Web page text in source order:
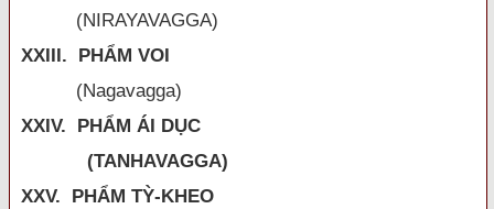
(NIRAYAVAGGA)
XXIII. PHẨM VOI
(Nagavagga)
XXIV. PHẨM ÁI DỤC
(TANHAVAGGA)
XXV. PHẨM TỲ-KHEO